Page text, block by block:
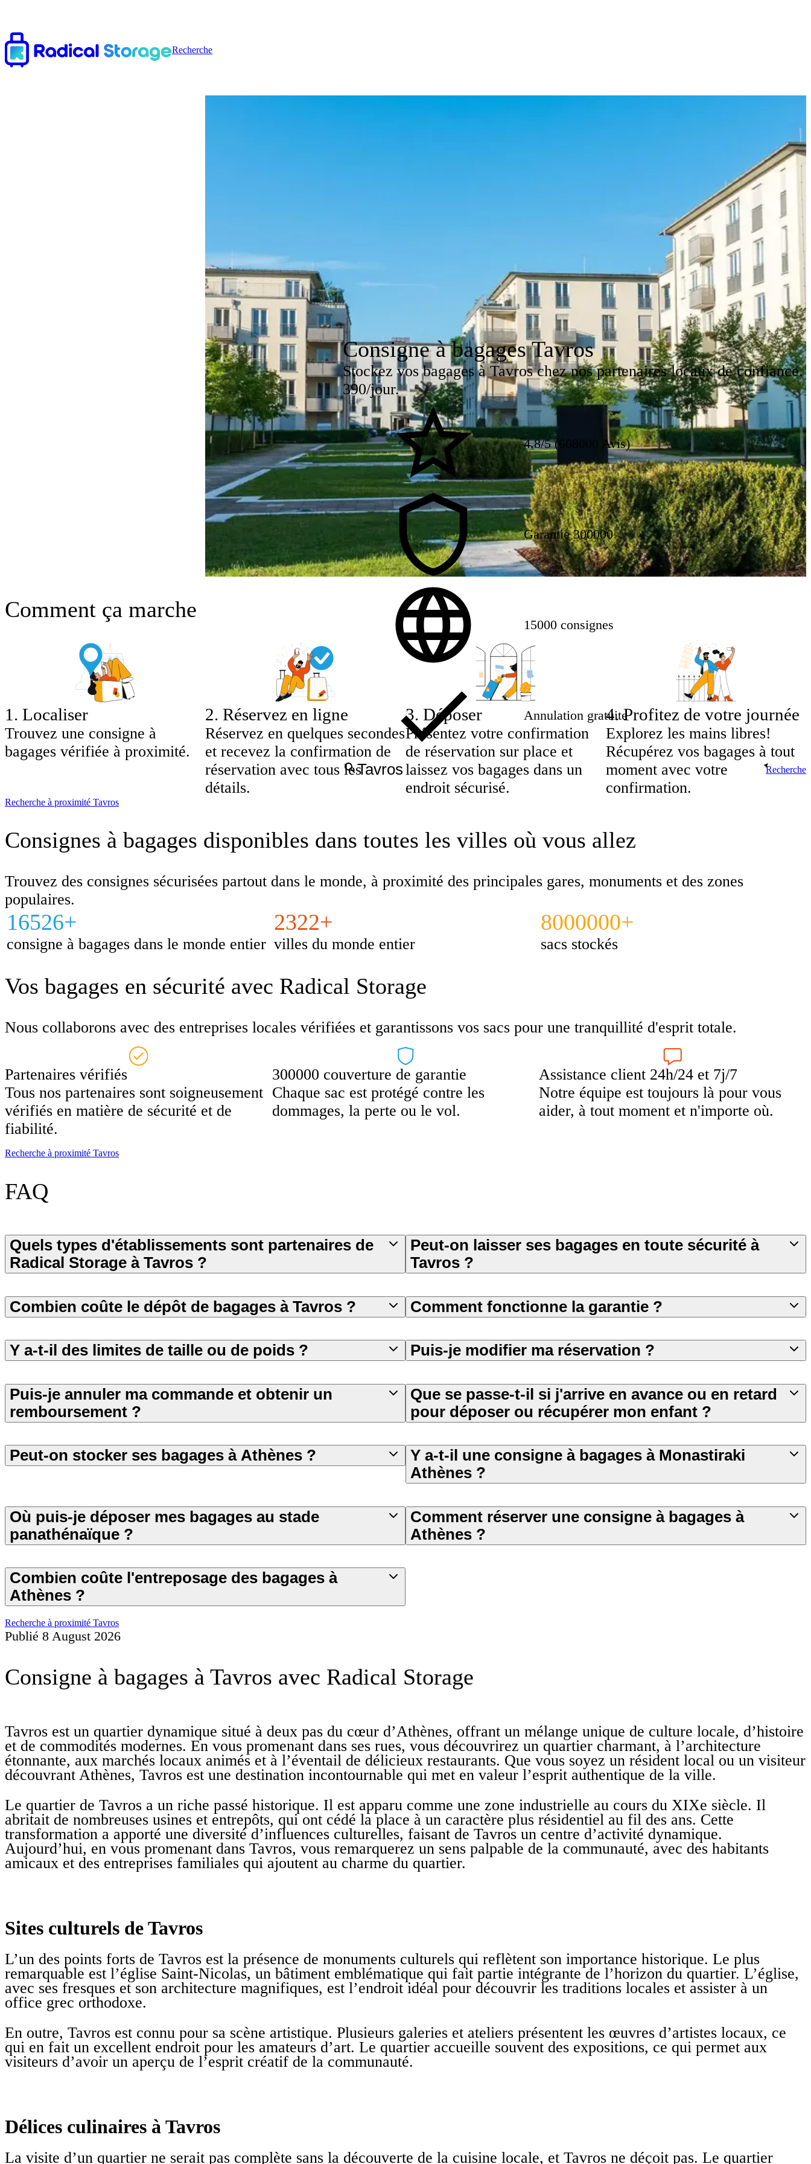
Recherche
Consigne à bagages Tavros
Stockez vos bagages à Tavros chez nos partenaires locaux de confiance.
390/jour.
4.8/5 (608000 Avis)
Garantie 300000
15000 consignes
Annulation gratuite
Recherche
Comment ça marche
1 . Localiser
Trouvez une consigne à
bagages vérifiée à proximité.
2. Réservez en ligne
Réservez en quelques secondes
et recevez la confirmation de
réservation avec tous les
détails.
3. Déposer
Présentez votre confirmation
de réservation sur place et
laissez vos bagages dans un
endroit sécurisé.
4.Profitez de votre journée
Explorez les mains libres!
Récupérez vos bagages à tout
moment avec votre
confirmation.
Recherche à proximité Tavros
Consignes à bagages disponibles dans toutes les villes où vous allez
Trouvez des consignes sécurisées partout dans le monde, à proximité des principales gares, monuments et des zones
populaires.
16526+
consigne à bagages dans le monde entier
2322+
villes du monde entier
8000000+
sacs stockés
Vos bagages en sécurité avec Radical Storage
Nous collaborons avec des entreprises locales vérifiées et garantissons vos sacs pour une tranquillité d'esprit totale.
Partenaires vérifiés
Tous nos partenaires sont soigneusement
vérifiés en matière de sécurité et de
fiabilité.
300000 couverture de garantie
Chaque sac est protégé contre les
dommages, la perte ou le vol.
Assistance client 24h/24 et 7j/7
Notre équipe est toujours là pour vous
aider, à tout moment et n'importe où.
Recherche à proximité Tavros
FAQ
Quels types d'établissements sont partenaires de
Radical Storage à Tavros ?
Peut-on laisser ses bagages en toute sécurité à
Tavros ?
Combien coûte le dépôt de bagages à Tavros ? Comment fonctionne la garantie ?
Y a-t-il des limites de taille ou de poids ? Puis-je modifier ma réservation ?
Puis-je annuler ma commande et obtenir un
remboursement ?
Que se passe-t-il si j'arrive en avance ou en retard
pour déposer ou récupérer mon enfant ?
Peut-on stocker ses bagages à Athènes ?
Y a-t-il une consigne à bagages à Monastiraki
Athènes ?
Où puis-je déposer mes bagages au stade
panathénaïque ?
Comment réserver une consigne à bagages à
Athènes ?
Combien coûte l'entreposage des bagages à
Athènes ?
Recherche à proximité Tavros
Publié 8 August 2026
Consigne à bagages à Tavros avec Radical Storage
Tavros est un quartier dynamique situé à deux pas du cœur d’Athènes, offrant un mélange unique de culture locale, d’histoire
et de commodités modernes. En vous promenant dans ses rues, vous découvrirez un quartier charmant, à l’architecture
étonnante, aux marchés locaux animés et à l’éventail de délicieux restaurants. Que vous soyez un résident local ou un visiteur
découvrant Athènes, Tavros est une destination incontournable qui met en valeur l’esprit authentique de la ville.
Le quartier de Tavros a un riche passé historique. Il est apparu comme une zone industrielle au cours du XIXe siècle. Il
abritait de nombreuses usines et entrepôts, qui ont cédé la place à un caractère plus résidentiel au fil des ans. Cette
transformation a apporté une diversité d’influences culturelles, faisant de Tavros un centre d’activité dynamique.
Aujourd’hui, en vous promenant dans Tavros, vous remarquerez un sens palpable de la communauté, avec des habitants
amicaux et des entreprises familiales qui ajoutent au charme du quartier.
Sites culturels de Tavros
L’un des points forts de Tavros est la présence de monuments culturels qui reflètent son importance historique. Le plus
remarquable est l’église Saint-Nicolas, un bâtiment emblématique qui fait partie intégrante de l’horizon du quartier. L’église,
avec ses fresques et son architecture magnifiques, est l’endroit idéal pour découvrir les traditions locales et assister à un
office grec orthodoxe.
En outre, Tavros est connu pour sa scène artistique. Plusieurs galeries et ateliers présentent les œuvres d’artistes locaux, ce
qui en fait un excellent endroit pour les amateurs d’art. Le quartier accueille souvent des expositions, ce qui permet aux
visiteurs d’avoir un aperçu de l’esprit créatif de la communauté.
Délices culinaires à Tavros
La visite d’un quartier ne serait pas complète sans la découverte de la cuisine locale, et Tavros ne déçoit pas. Le quartier